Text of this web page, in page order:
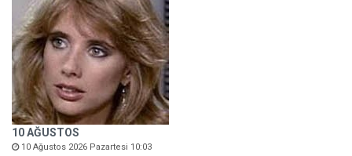
10 AĞUSTOS
10 Ağustos 2026 Pazartesi 10:03